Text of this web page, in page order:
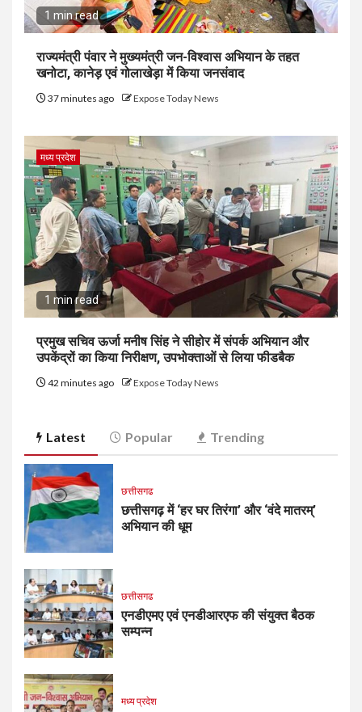
1 min read
राज्यमंत्री पंवार ने मुख्यमंत्री जन-विश्वास अभियान के तहत
खनोटा, कानेड़ एवं गोलाखेड़ा में किया जनसंवाद
37 minutes ago Expose Today News
मध्य प्रदेश
1 min read
प्रमुख सचिव ऊर्जा मनीष सिंह ने सीहोर में संपर्क अभियान और
उपकेंद्रों का किया निरीक्षण, उपभोक्ताओं से लिया फीडबैक
42 minutes ago Expose Today News
Latest Popular Trending
छत्तीसगढ
छत्तीसगढ़ में ‘हर घर तिरंगा’ और ‘वंदे मातरम्’
अभियान की धूम
छत्तीसगढ
एनडीएमए एवं एनडीआरएफ की संयुक्त बैठक
सम्पन्न
मध्य प्रदेश